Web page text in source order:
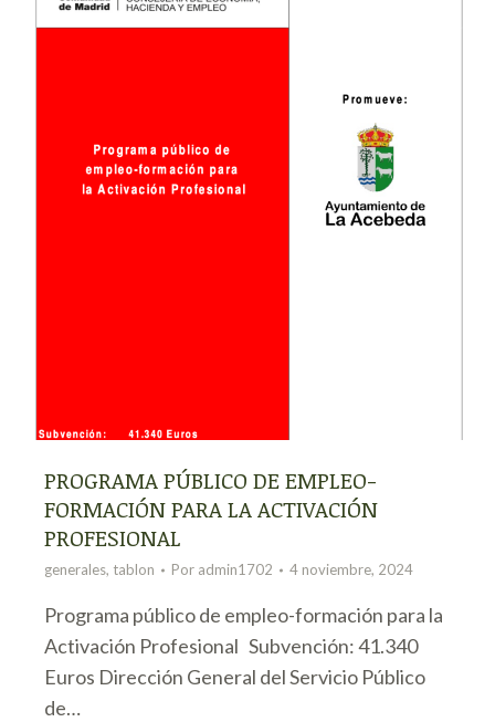
PROGRAMA PÚBLICO DE EMPLEO-
FORMACIÓN PARA LA ACTIVACIÓN
PROFESIONAL
generales, tablon Por admin1702 4 noviembre, 2024
Programa público de empleo-formación para la
Activación Profesional Subvención: 41.340
Euros Dirección General del Servicio Público
de…